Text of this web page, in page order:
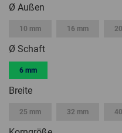
Ø Außen
10 mm 16 mm
Ø Schaft
6 mm
Breite
25 mm 32 mm